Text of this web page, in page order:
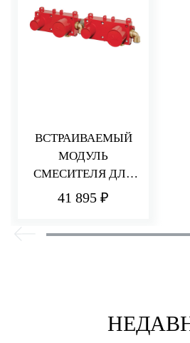
ВСТРАИВАЕМЫЙ
МОДУЛЬ
СМЕСИТЕЛЯ ДЛЯ
ВАННЫ/ДУША
41 895 ₽